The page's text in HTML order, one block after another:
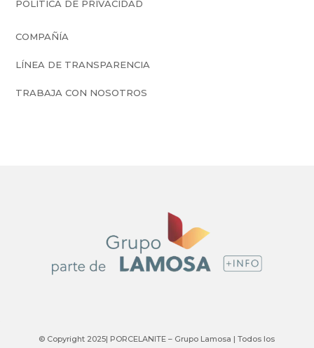
POLÍTICA DE PRIVACIDAD
TRABAJA CON NOSOTROS